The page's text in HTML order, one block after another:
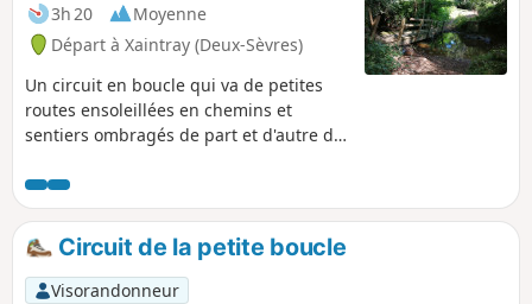
3h 20
Moyenne
Départ à Xaintray (Deux-Sèvres)
Un circuit en boucle qui va de petites
routes ensoleillées en chemins et
sentiers ombragés de part et d'autre de
dénommée "planche de la route" qui
enjambe l'Autize dans le bas du bois de
Rousillon a été emportée par les crues
de ces dernières semaines. Mairie de
Xaintray20/03/2024)
Circuit de la petite boucle
Visorandonneur